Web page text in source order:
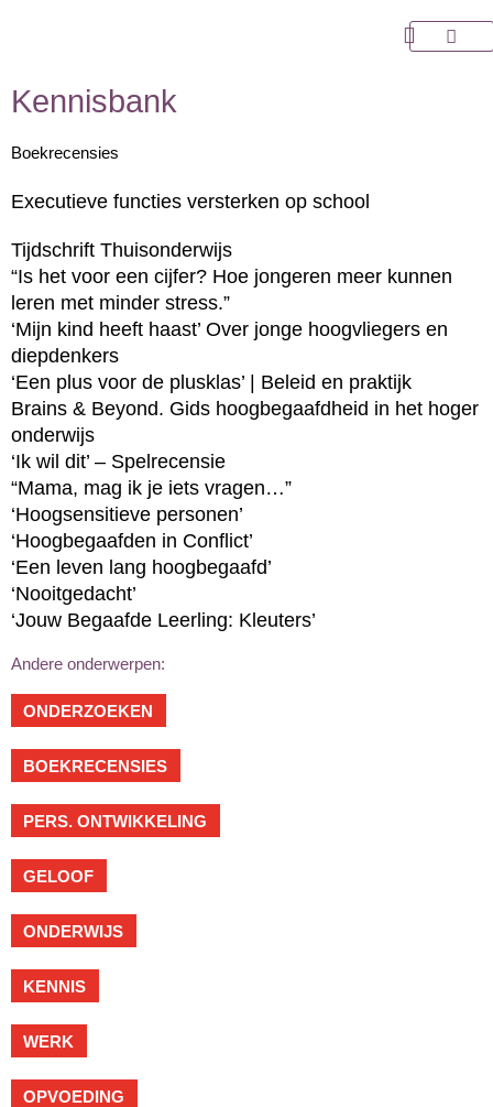
inhoud
Kennisbank
Boekrecensies
Executieve functies versterken op school
Tijdschrift Thuisonderwijs
“Is het voor een cijfer? Hoe jongeren meer kunnen
leren met minder stress.”
‘Mijn kind heeft haast’ Over jonge hoogvliegers en
diepdenkers
‘Een plus voor de plusklas’ | Beleid en praktijk
Brains & Beyond. Gids hoogbegaafdheid in het hoger
onderwijs
‘Ik wil dit’ – Spelrecensie
“Mama, mag ik je iets vragen…”
‘Hoogsensitieve personen’
‘Hoogbegaafden in Conflict’
‘Een leven lang hoogbegaafd’
‘Nooitgedacht’
‘Jouw Begaafde Leerling: Kleuters’
Andere onderwerpen:
ONDERZOEKEN
BOEKRECENSIES
PERS. ONTWIKKELING
GELOOF
ONDERWIJS
KENNIS
WERK
OPVOEDING